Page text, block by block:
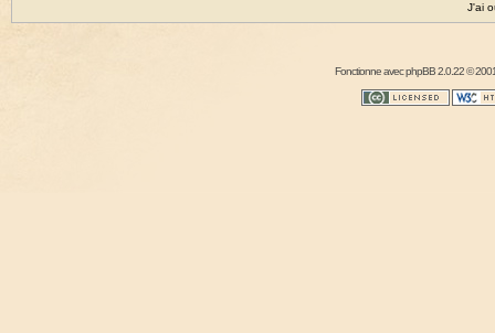
J'ai
Fonctionne avecphpBB2.0.22 ©